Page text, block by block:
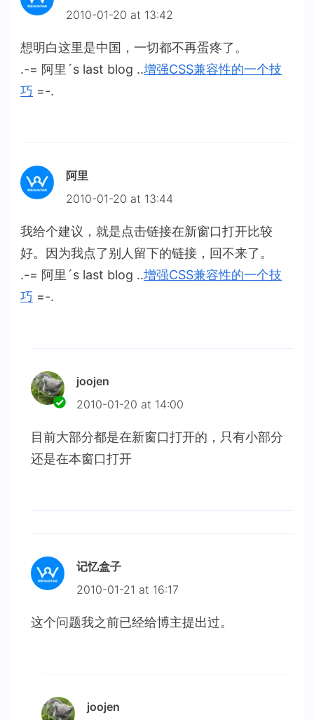
2010-01-20 at 13:42
想明白这里是中国，一切都不再蛋疼了。
.-= 阿里´s last blog ..增强CSS兼容性的一个技
巧 =-.
阿里
2010-01-20 at 13:44
我给个建议，就是点击链接在新窗口打开比较
好。因为我点了别人留下的链接，回不来了。
.-= 阿里´s last blog ..增强CSS兼容性的一个技
巧 =-.
joojen
2010-01-20 at 14:00
目前大部分都是在新窗口打开的，只有小部分
还是在本窗口打开
记忆盒子
2010-01-21 at 16:17
这个问题我之前已经给博主提出过。
joojen